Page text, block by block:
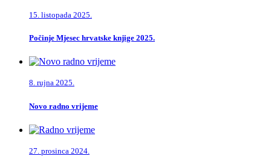
15. listopada 2025.
Počinje Mjesec hrvatske knjige 2025.
8. rujna 2025.
Novo radno vrijeme
27. prosinca 2024.